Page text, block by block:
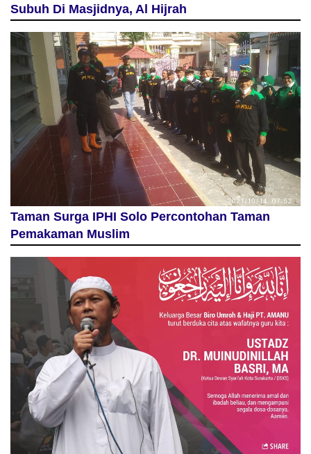
Subuh Di Masjidnya, Al Hijrah
Taman Surga IPHI Solo Percontohan Taman
Pemakaman Muslim